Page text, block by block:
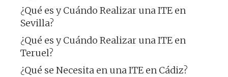
¿Qué es y Cuándo Realizar una ITE en
Sevilla?
¿Qué es y Cuándo Realizar una ITE en
Teruel?
¿Qué se Necesita en una ITE en Cádiz?